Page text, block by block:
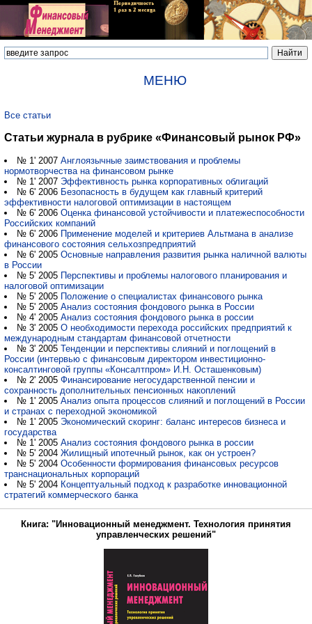
МЕНЮ
Все статьи
Статьи журнала в рубрике «Финансовый рынок РФ»
№ 1' 2007Англоязычные заимствования и проблемы
нормотворчества на финансовом рынке
№ 1' 2007 Эффективность рынка корпоративных облигаций
№ 6' 2006 Безопасность в будущем как главный критерий
эффективности налоговой оптимизации в настоящем
№ 6' 2006Оценка финансовой устойчивости и платежеспособности
Российских компаний
№ 6' 2006 Применение моделей и критериев Альтмана в анализе
финансового состояния сельхозпредприятий
№ 6' 2005Основные направления развития рынка наличной валюты
в России
№ 5' 2005 Перспективы и проблемы налогового планирования и
налоговой оптимизации
№ 5' 2005 Положение о специалистах финансового рынка
№ 5' 2005Анализ состояния фондового рынка в России
№ 4' 2005Анализ состояния фондового рынка в россии
№ 3' 2005О необходимости перехода российских предприятий к
международным стандартам финансовой отчетности
№ 3' 2005Тенденции и перспективы слияний и поглощений в
России (интервью с финансовым директором инвестиционно-
консалтинговой группы «Консалтпром» И.Н. Осташенковым)
№ 2' 2005Финансирование негосударственной пенсии и
сохранность дополнительных пенсионных накоплений
№ 1' 2005Анализ опыта процессов слияний и поглощений в России
и странах с переходной экономикой
№ 1' 2005 Экономический скоринг: баланс интересов бизнеса и
государства
№ 1' 2005Анализ состояния фондового рынка в россии
№ 5' 2004Жилищный ипотечный рынок, как он устроен?
№ 5' 2004Особенности формирования финансовых ресурсов
транснациональных корпораций
№ 5' 2004 Концептуальный подход к разработке инновационной
стратегий коммерческого банка
Книга: "Инновационный менеджмент. Технология принятия
управленческих решений"